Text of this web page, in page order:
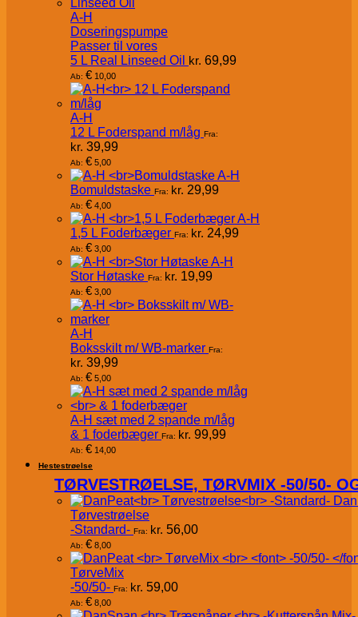
A-H
Doseringspumpe
Passer til vores
5 L Real Linseed Oil kr. 69,99
Ab: € 10,00
A-H
12 L Foderspand m/låg Fra:
kr. 39,99
Ab: € 5,00
A-H
Bomuldstaske Fra: kr. 29,99
Ab: € 4,00
A-H
1,5 L Foderbæger Fra: kr. 24,99
Ab: € 3,00
A-H
Stor Høtaske Fra: kr. 19,99
Ab: € 3,00
A-H
Boksskilt m/ WB-marker Fra:
kr. 39,99
Ab: € 5,00
A-H sæt med 2 spande m/låg
& 1 foderbæger Fra: kr. 99,99
Ab: € 14,00
Hestestrøelse
TØRVESTRØELSE, TØRVMIX -50/50-
Tørvestrøelse
-Standard- Fra: kr. 56,00
Ab: € 8,00
TørveMix
-50/50- Fra: kr. 59,00
Ab: € 8,00